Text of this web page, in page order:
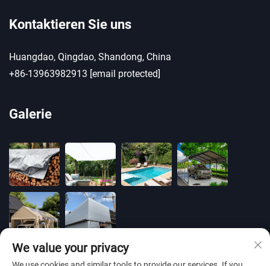
Kontaktieren Sie uns
Huangdao, Qingdao, Shandong, China
+86-13963982913 [email protected]
Galerie
We value your privacy